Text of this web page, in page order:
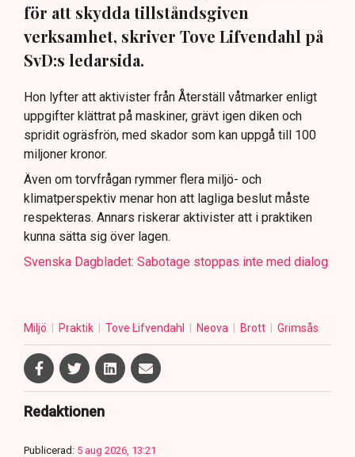
för att skydda tillståndsgiven
verksamhet, skriver Tove Lifvendahl på
SvD:s ledarsida.
Hon lyfter att aktivister från Återställ våtmarker enligt
uppgifter klättrat på maskiner, grävt igen diken och
spridit ogräsfrön, med skador som kan uppgå till 100
miljoner kronor.
Även om torvfrågan rymmer flera miljö- och
klimatperspektiv menar hon att lagliga beslut måste
respekteras. Annars riskerar aktivister att i praktiken
kunna sätta sig över lagen.
Svenska Dagbladet: Sabotage stoppas inte med dialog
Miljö Praktik Tove Lifvendahl Neova Brott Grimsås
Redaktionen
Publicerad: 5 aug 2026, 13:21